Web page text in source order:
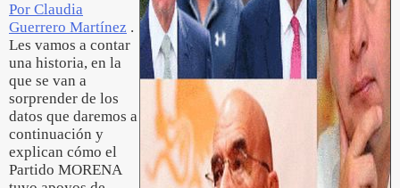
Por Claudia
Guerrero Martínez .
Les vamos a contar
una historia, en la
que se van a
sorprender de los
datos que daremos a
continuación y
explican cómo el
Partido MORENA